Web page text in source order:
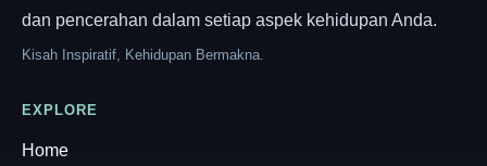
dan pencerahan dalam setiap aspek kehidupan Anda.
Kisah Inspiratif, Kehidupan Bermakna.
EXPLORE
Home